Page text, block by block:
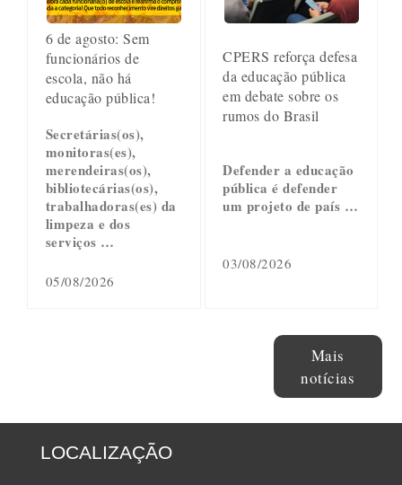
6 de agosto: Sem
funcionários de
escola, não há
educação pública!
Secretárias(os),
monitoras(es),
merendeiras(os),
bibliotecárias(os),
trabalhadoras(es) da
limpeza e dos
serviços …
05/08/2026
CPERS reforça defesa
da educação pública
em debate sobre os
rumos do Brasil
Defender a educação
pública é defender
um projeto de país …
03/08/2026
Mais
notícias
LOCALIZAÇÃO